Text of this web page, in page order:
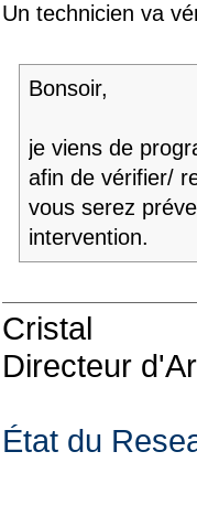
Un technicien va
Bonsoir,
je viens de
afin de vérifier/
vous serez
intervention.
Cristal
Directeur
État du